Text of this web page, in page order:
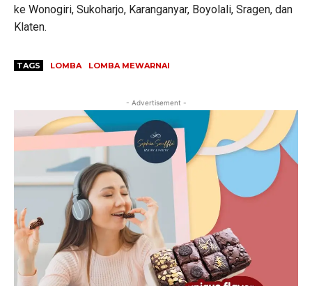
ke Wonogiri, Sukoharjo, Karanganyar, Boyolali, Sragen, dan
Klaten.
TAGS LOMBA LOMBA MEWARNAI
- Advertisement -